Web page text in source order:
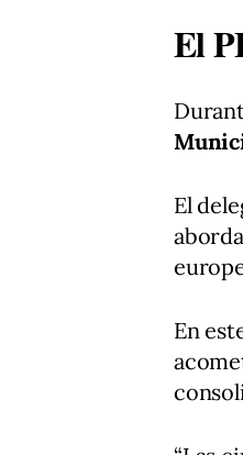
El
El
En